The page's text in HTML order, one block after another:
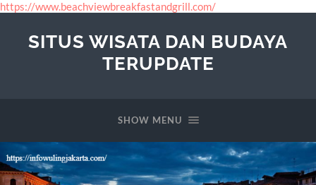
https://www.beachviewbreakfastandgrill.com/
SITUS WISATA DAN BUDAYA
TERUPDATE
SHOW MENU